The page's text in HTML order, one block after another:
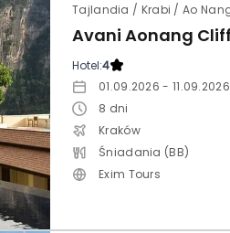
Tajlandia / Krabi / Ao
Hotel:4
01.09.2026 - 11.09.2026
8 dni
Kraków
Śniadania (BB)
Exim Tours